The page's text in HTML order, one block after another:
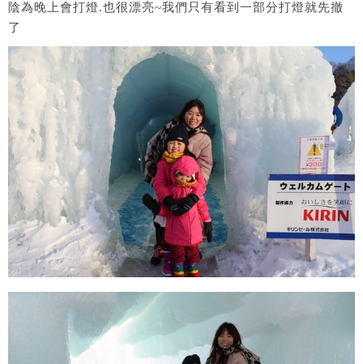
陰為晚上會打燈.也很漂亮~我們只有看到一部分打燈就先撤
了